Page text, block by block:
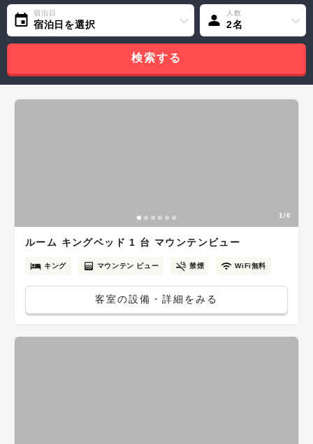
宿泊日
宿泊日を選択
人数
2名
検索する
1/6
ルーム キングベッド 1 台 マウンテンビュー
キング マウンテン ビュー 禁煙 WiFi無料
客室の設備・詳細をみる